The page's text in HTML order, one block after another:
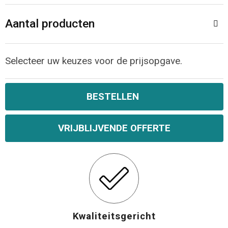
Opvouwbare tassen
Waterbestendige tassen
Katoenen draagtassen
Aantal producten
Selecteer uw keuzes voor de prijsopgave.
BESTELLEN
VRIJBLIJVENDE OFFERTE
Kwaliteitsgericht